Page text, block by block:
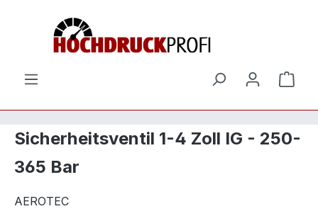
Zum Hauptinhalt springen
Sicherheitsventil 1-4 Zoll IG - 250-
365 Bar
AEROTEC